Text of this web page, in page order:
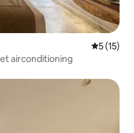
5 (15)
airconditioning